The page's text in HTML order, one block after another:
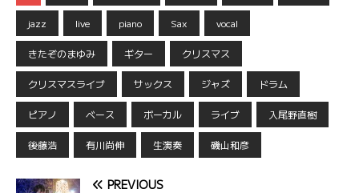
jazz live piano Sax vocal
きたぞのまゆみ ギター クリスマス
クリスマスライブ サックス ジャズ ドラム
ピアノ ベース ボーカル ライブ 入尾野直樹
後藤浩 有川尚伸 生演奏 磯山和彦
PREVIOUS